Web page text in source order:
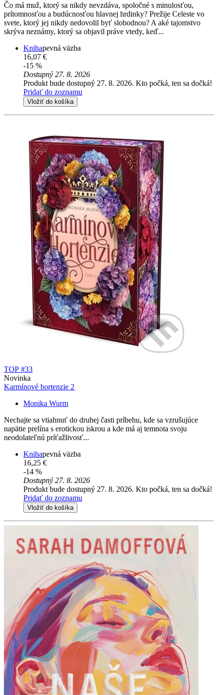
Čo má muž, ktorý sa nikdy nevzdáva, spoločné s minulosťou,
prítomnosťou a budúcnosťou hlavnej hrdinky? Prežije Celeste vo
svete, ktorý jej nikdy nedovolil byť slobodnou? A aké tajomstvo
skrýva neznámy, ktorý sa objavil práve vtedy, keď...
Knihapevná väzba
16,07 €
-15 %
Dostupný 27. 8. 2026
Produkt bude dostupný 27. 8. 2026. Kto počká, ten sa dočká!
Pridať do zoznamu
Vložiť do košíka
TOP #33
Novinka
Karmínové hortenzie 2
Monika Wurm
Nechajte sa vtiahnuť do druhej časti príbehu, kde sa vzrušujúce
napätie prelína s erotickou iskrou a kde má aj temnota svoju
neodolateľnú príťažlivosť...
Knihapevná väzba
16,25 €
-14 %
Dostupný 27. 8. 2026
Produkt bude dostupný 27. 8. 2026. Kto počká, ten sa dočká!
Pridať do zoznamu
Vložiť do košíka